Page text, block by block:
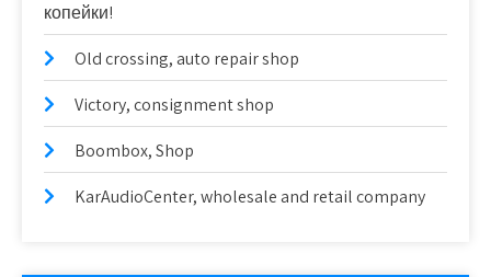
копейки!
Old crossing, auto repair shop
Victory, consignment shop
Boombox, Shop
KarAudioCenter, wholesale and retail company